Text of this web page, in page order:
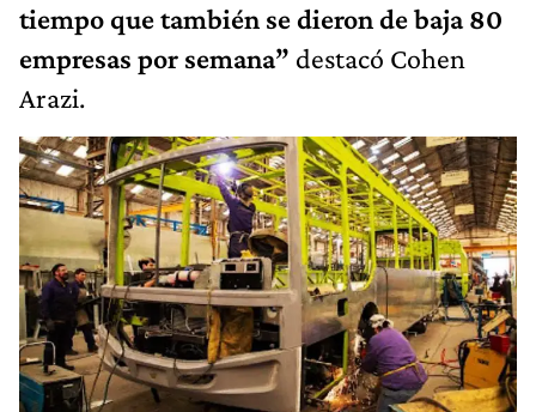
tiempo que también se dieron de baja 80
empresas por semana” destacó Cohen
Arazi.